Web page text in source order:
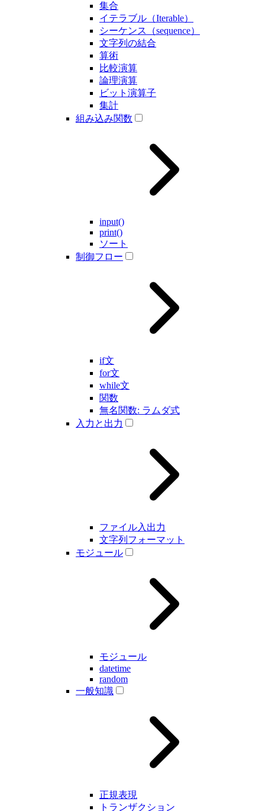
集合
イテラブル（Iterable）
シーケンス（sequence）
文字列の結合
算術
比較演算
論理演算
ビット演算子
集計
組み込み関数
input()
print()
ソート
制御フロー
if文
for文
while文
関数
無名関数: ラムダ式
入力と出力
ファイル入出力
文字列フォーマット
モジュール
モジュール
datetime
random
一般知識
正規表現
トランザクション